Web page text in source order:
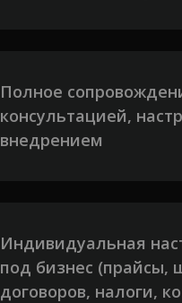
Полное
консультацией,
внедрением
Индивидуальная
под бизнес (прайсы,
договоров, налоги,